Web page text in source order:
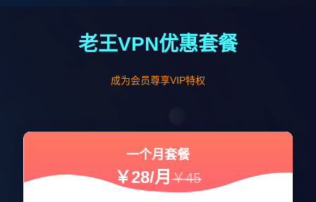
老王VPN优惠套餐
成为会员尊享VIP特权
一个月套餐
￥28/月￥45